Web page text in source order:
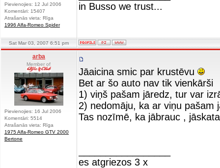
Pievienojies: 12 Jul 2006
Komentāri: 15407
Atrašanās vieta: Rīga
1996 Alfa-Romeo Spider
in Busso we trust...
Sat Mar 03, 2007 6:51 pm
arba
Member of
Pievienojies: 16 Jul 2006
Komentāri: 5514
Atrašanās vieta: Rīga
1975 Alfa-Romeo GTV 2000
Bertone
Jāaicina smic par krustēvu
Bet ar šo auto nav tik vienkārši
1) viņš pašam jāredz, tur var
2) nedomāju, ka ar viņu pašam
Tas nozīmē, ka jābrauc ,
es atgriezos 3 x